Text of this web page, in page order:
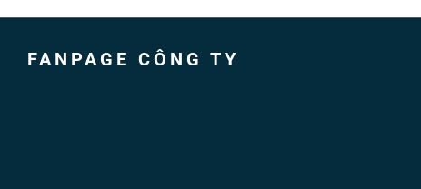
FANPAGE CÔNG TY